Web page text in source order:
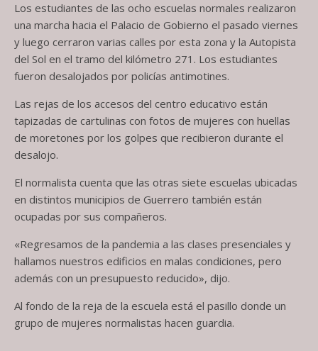
Los estudiantes de las ocho escuelas normales realizaron
una marcha hacia el Palacio de Gobierno el pasado viernes
y luego cerraron varias calles por esta zona y la Autopista
del Sol en el tramo del kilómetro 271. Los estudiantes
fueron desalojados por policías antimotines.
Las rejas de los accesos del centro educativo están
tapizadas de cartulinas con fotos de mujeres con huellas
de moretones por los golpes que recibieron durante el
desalojo.
El normalista cuenta que las otras siete escuelas ubicadas
en distintos municipios de Guerrero también están
ocupadas por sus compañeros.
«Regresamos de la pandemia a las clases presenciales y
hallamos nuestros edificios en malas condiciones, pero
además con un presupuesto reducido», dijo.
Al fondo de la reja de la escuela está el pasillo donde un
grupo de mujeres normalistas hacen guardia.